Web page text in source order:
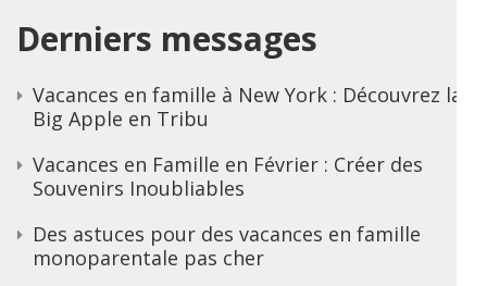
Derniers messages
Vacances en famille à New York : Découvrez la
Big Apple en Tribu
Vacances en Famille en Février : Créer des
Souvenirs Inoubliables
Des astuces pour des vacances en famille
monoparentale pas cher